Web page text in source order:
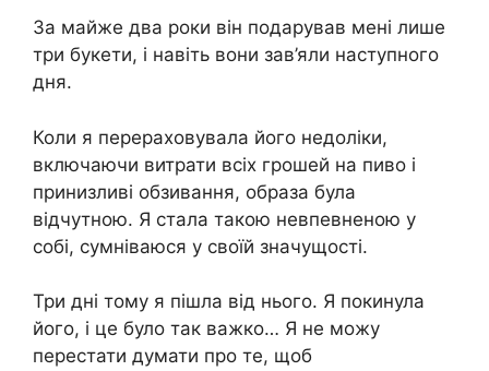
За майже два роки він подарував мені лише
три букети, і навіть вони зав’яли наступного
дня.
Коли я перераховувала його недоліки,
включаючи витрати всіх грошей на пиво і
принизливі обзивання, образа була
відчутною. Я стала такою невпевненою у
собі, сумніваюся у своїй значущості.
Три дні тому я пішла від нього. Я покинула
його, і це було так важко… Я не можу
перестати думати про те, щоб